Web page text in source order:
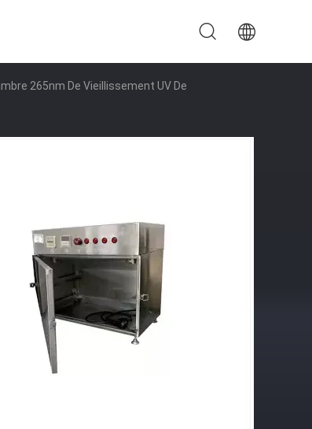
265nm De Vieillissement UV De